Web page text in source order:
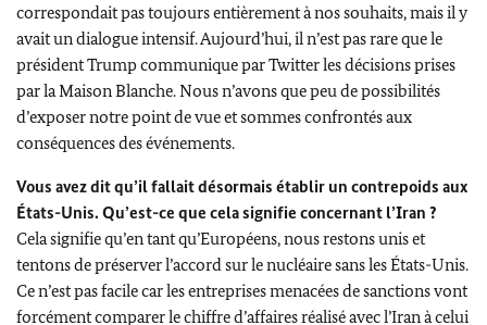
correspondait pas toujours entièrement à nos souhaits, mais il y
avait un dialogue intensif. Aujourd’hui, il n’est pas rare que le
président Trump communique par Twitter les décisions prises
par la Maison Blanche. Nous n’avons que peu de possibilités
d’exposer notre point de vue et sommes confrontés aux
conséquences des événements.
Vous avez dit qu’il fallait désormais établir un contrepoids aux
États-Unis. Qu’est-ce que cela signifie concernant l’Iran ?
Cela signifie qu’en tant qu’Européens, nous restons unis et
tentons de préserver l’accord sur le nucléaire sans les États-Unis.
Ce n’est pas facile car les entreprises menacées de sanctions vont
forcément comparer le chiffre d’affaires réalisé avec l’Iran à celui